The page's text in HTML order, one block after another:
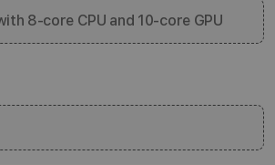
8‑core CPU and 10‑core GPU